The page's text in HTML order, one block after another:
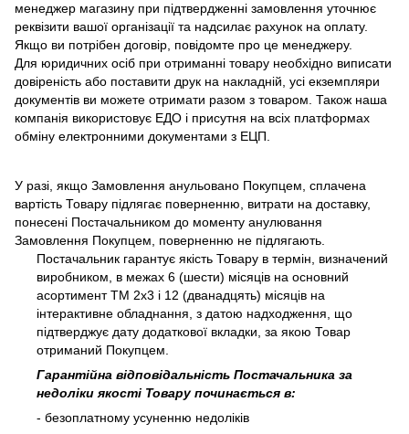
менеджер магазину при підтвердженні замовлення уточнює
реквізити вашої організації та надсилає рахунок на оплату.
Якщо ви потрібен договір, повідомте про це менеджеру.
Для юридичних осіб при отриманні товару необхідно виписати
довіреність або поставити друк на накладній, усі екземпляри
документів ви можете отримати разом з товаром. Також наша
компанія використовує ЕДО і присутня на всіх платформах
обміну електронними документами з ЕЦП.
У разі, якщо Замовлення анульовано Покупцем, сплачена
вартість Товару підлягає поверненню, витрати на доставку,
понесені Постачальником до моменту анулювання
Замовлення Покупцем, поверненню не підлягають.
Постачальник гарантує якість Товару в термін, визначений
виробником, в межах 6 (шести) місяців на основний
асортимент ТМ 2х3 і 12 (дванадцять) місяців на
інтерактивне обладнання, з датою надходження, що
підтверджує дату додаткової вкладки, за якою Товар
отриманий Покупцем.
Гарантійна відповідальність Постачальника за
недоліки якості Товару починається в:
- безоплатному усуненню недоліків